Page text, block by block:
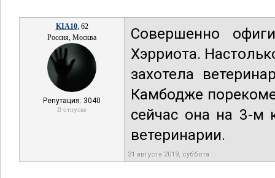
KIA10, 62
Россия, Москва
Репутация: 3040
В отпуске
Совершенно
Хэрриота.
захотела
Камбодже
сейчас она на 3-м
ветеринарии.
31 августа 2019, суббота